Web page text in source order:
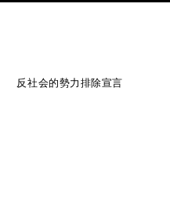
反社会的勢力排除宣言